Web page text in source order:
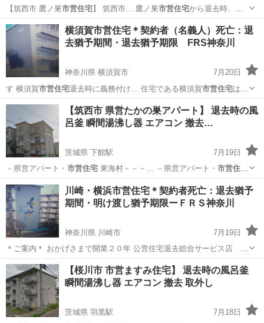
【筑西市 鷹ノ巣市営住宅 】 筑西市… 鷹ノ巣市営住宅から退去時、お
風… －県営アパート・市営住宅東海村－－－… －県営アパート・市
営住宅
石岡市－－－… 県営アパート・市営住宅
かすみがうら… －県
営アパート...
茨城 筑西市 下館駅 その他 市営住宅
横須賀市営住宅＊契約者（名義人）死亡：退
去猶予期間・退去猶予期限 FRS神奈川
神奈川県 横須賀市
7月20日
す 横須賀市営住宅退去時に義務付け… 住宅である横須賀市営住宅は退
去猶予期間の…
神奈川 横須賀市 リサイクルショップ 市営住宅
【筑西市 県営たかの巣アパート】 退去時の風
呂釜 瞬間湯沸し器 エアコン 撤去…
茨城県 下館駅
7月19日
－県営アパート・ 市営住宅東海村－－－… －県営アパート・ 市営住宅
石岡市－－－… 県営アパート・市営住宅かすみがうら… －県営アパ
ート・
市営住宅 つくば市－－… －県営アパート・市営住宅 阿見町－
－－… －県営...
茨城 筑西市 下館駅 その他 市営住宅
川崎・横浜市営住宅＊契約者死亡：退去猶予
期間・明け渡し猶予期限ーＦＲＳ神奈川
神奈川県 川崎市
7月19日
＊ご案内＊ おかげさまで開業２０年 公営住宅退去総合サービス店 Ｆ
ＲＳ神奈川です 公営住宅退去時に義務付けられている原状回復は当店
へお任せ 下さい お電話１本 年中無休 詳しくは下記公式ホ...
神奈川 川崎市 便利屋
【桜川市 市営ますみ住宅】 退去時の風呂釜
瞬間湯沸し器 エアコン 撤去 取外し
茨城県 羽黒駅
7月18日